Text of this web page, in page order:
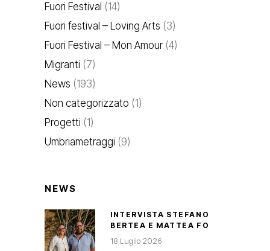
Fuori Festival (14)
Fuori festival – Loving Arts (3)
Fuori Festival – Mon Amour(4)
Migranti (7)
News (193)
Non categorizzato (1)
Progetti (1)
Umbriametraggi (9)
NEWS
INTERVISTA STEFANO
BERTEA E MATTEA FO
18 Luglio 2026